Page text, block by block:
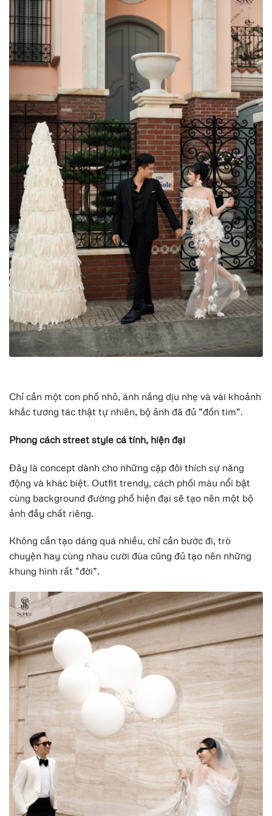
Chỉ cần một con phố nhỏ, ánh nắng dịu nhẹ và vài khoảnh
khắc tương tác thật tự nhiên, bộ ảnh đã đủ “đốn tim”.
Phong cách street style cá tính, hiện đại
Đây là concept dành cho những cặp đôi thích sự năng
động và khác biệt. Outfit trendy, cách phối màu nổi bật
cùng background đường phố hiện đại sẽ tạo nên một bộ
ảnh đầy chất riêng.
Không cần tạo dáng quá nhiều, chỉ cần bước đi, trò
chuyện hay cùng nhau cười đùa cũng đủ tạo nên những
khung hình rất “đời”.